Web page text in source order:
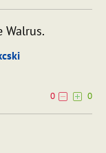
Walrus.
0
0